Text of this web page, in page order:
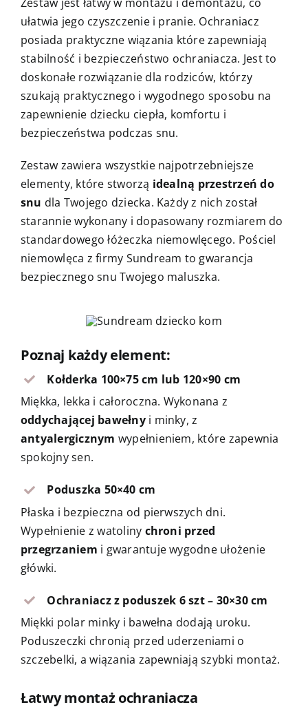
ułatwia jego czyszczenie i pranie. Ochraniacz
posiada praktyczne wiązania które zapewniają
stabilność i bezpieczeństwo ochraniacza. Jest to
doskonałe rozwiązanie dla rodziców, którzy
szukają praktycznego i wygodnego sposobu na
zapewnienie dziecku ciepła, komfortu i
bezpieczeństwa podczas snu.
Zestaw zawiera wszystkie najpotrzebniejsze
elementy, które stworzą idealną przestrzeń do
snu dla Twojego dziecka. Każdy z nich został
starannie wykonany i dopasowany rozmiarem do
standardowego łóżeczka niemowlęcego. Pościel
niemowlęca z firmy Sundream to gwarancja
bezpiecznego snu Twojego maluszka.
Poznaj każdy element:
Kołderka 100×75 cm lub 120×90 cm
Miękka, lekka i całoroczna. Wykonana z
oddychającej bawełnyi minky, z
antyalergicznym wypełnieniem, które zapewnia
spokojny sen.
Poduszka 50×40 cm
Płaska i bezpieczna od pierwszych dni.
Wypełnienie z watoliny chroni przed
przegrzaniem i gwarantuje wygodne ułożenie
główki.
Ochraniacz z poduszek 6 szt – 30×30 cm
Miękki polar minky i bawełna dodają uroku.
Poduszeczki chronią przed uderzeniami o
szczebelki, a wiązania zapewniają szybki montaż.
Łatwy montaż ochraniacza